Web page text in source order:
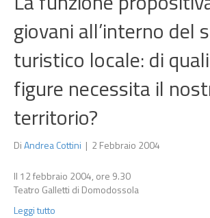
giovani all’interno del
turistico locale: di
figure necessita il
territorio?
DiAndrea Cottini | 2 Febbraio 2004
Il 12 febbraio 2004, ore 9.30
Teatro Galletti di Domodossola
Leggi tutto